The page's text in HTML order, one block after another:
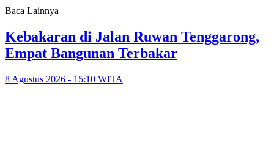
Baca Lainnya
Kebakaran di Jalan Ruwan Tenggarong,
Empat Bangunan Terbakar
8 Agustus 2026 - 15:10 WITA